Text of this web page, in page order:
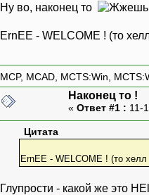
Ну во, наконец то
ErnEE - WELCOME ! (то
MCP, MCAD, MCTS:Win,
Наконец то !
« Ответ #1 : 11-
Цитата
ErnEE - WELCOME ! (то
Глупрости - какой же это